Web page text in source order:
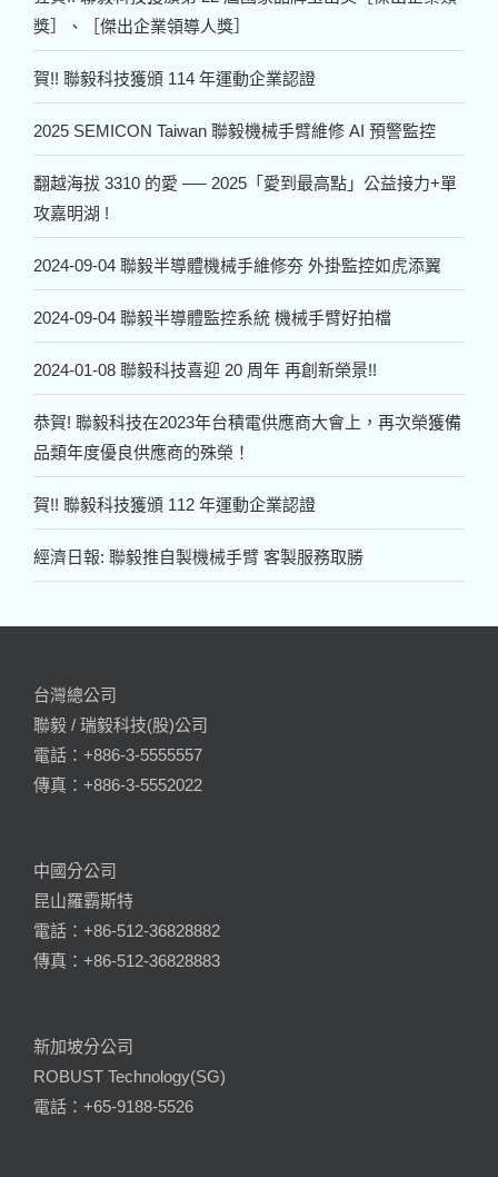
獎］、［傑出企業領導人獎］
賀!! 聯毅科技獲頒 114 年運動企業認證
2025 SEMICON Taiwan 聯毅機械手臂維修 AI 預警監控
翻越海拔 3310 的愛 ── 2025「愛到最高點」公益接力+單
攻嘉明湖 !
2024-09-04 聯毅半導體機械手維修夯 外掛監控如虎添翼
2024-09-04 聯毅半導體監控系統 機械手臂好拍檔
2024-01-08 聯毅科技喜迎 20 周年 再創新榮景!!
恭賀! 聯毅科技在2023年台積電供應商大會上，再次榮獲備
品類年度優良供應商的殊榮！
賀!! 聯毅科技獲頒 112 年運動企業認證
經濟日報: 聯毅推自製機械手臂 客製服務取勝
台灣總公司
聯毅 / 瑞毅科技(股)公司
電話：+886-3-5555557
傳真：+886-3-5552022
中國分公司
昆山羅霸斯特
電話：+86-512-36828882
傳真：+86-512-36828883
新加坡分公司
ROBUST Technology(SG)
電話：+65-9188-5526